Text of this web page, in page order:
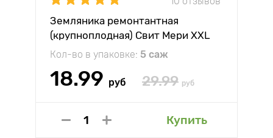
Земляника ремонтантная
(крупноплодная) Свит Мери XXL
Кол-во в упаковке: 5 саж
18.99 руб 29.99 руб
Купить